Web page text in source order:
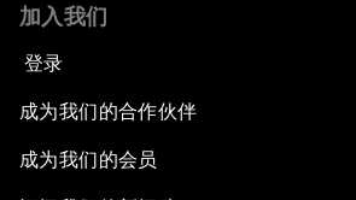
加入我们
登录
成为我们的合作伙伴
成为我们的会员